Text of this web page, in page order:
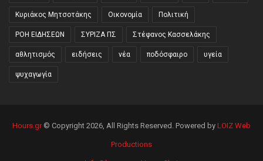
Κυριάκος Μητσοτάκης Οικονομία Πολιτική
ΡΟΗ ΕΙΔΗΣΕΩΝ ΣΥΡΙΖΑ ΠΣ Στέφανος Κασσελάκης
αθλητισμός ειδήσεις νέα ποδόσφαιρο υγεία
ψυχαγωγία
Hours.gr© Copyright 2026, All Rights Reserved. Powered by LOIZ Web
Productions